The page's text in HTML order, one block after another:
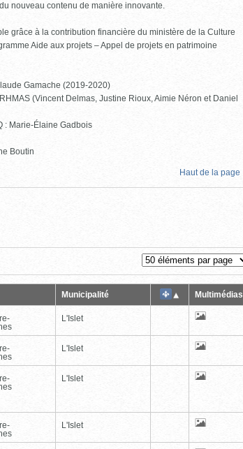
nouveau contenu de manière innovante.
grâce à la contribution financière du ministère de la Culture
Aide aux projets – Appel de projets en patrimoine
Gamache (2019-2020)
(Vincent Delmas, Justine Rioux, Aimie Néron et Daniel
: Marie-Élaine Gadbois
Boutin
Haut de la page
Municipalité Multimédias
L'Islet
L'Islet
L'Islet
L'Islet